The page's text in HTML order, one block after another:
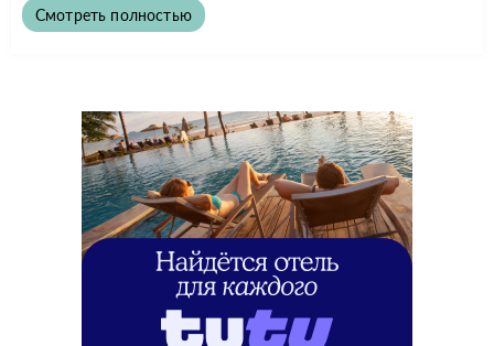
Смотреть полностью